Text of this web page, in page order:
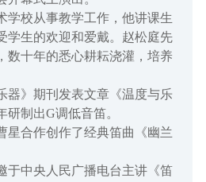
学校从事教学工作，他讲课生
学生的欢迎和爱戴。赵松庭先
数十年的悉心耕耘浇灌，培养
器》期刊发表文章《温度与乐
制出G调低音笛。
星合作创作了经典笛曲《幽兰
于中央人民广播电台主讲《笛